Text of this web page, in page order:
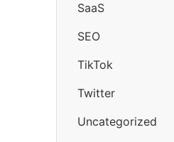
SaaS
SEO
TikTok
Twitter
Uncategorized